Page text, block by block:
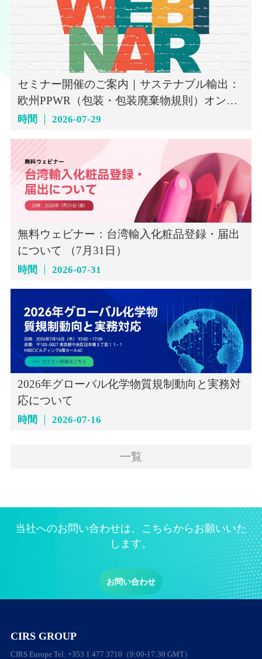
セミナー開催のご案内｜サステナブル輸出：
欧州PPWR（包装・包装廃棄物規則）オンラ
インセミナー（7月29日）
時間 2026-07-29
無料ウェビナー：台湾輸入化粧品登録・届出
について （7月31日）
時間 2026-07-31
2026年グローバル化学物質規制動向と実務対
応について
時間 2026-07-16
一覧
当社へのお問い合わせは、こちらからお願いいた
します。
お問い合わせ
CIRS GROUP
CIRS Europe Tel: +353 1 477 3710（9:00-17:30 GMT）